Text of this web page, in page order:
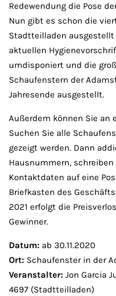
Redewendung die Pose
Nun gibt es schon die
Stadtteilladen
aktuellen
umdisponiert und die
Schaufenstern der
Jahresende ausgestellt.
Außerdem können Sie an
Suchen Sie alle
gezeigt werden. Dann
Hausnummern,
Kontaktdaten auf eine
Briefkasten des
2021 erfolgt die
Gewinner.
Datum: ab 30.11.2020
Ort: Schaufenster in der
Veranstalter: Jon Garcia
4697 (Stadtteilladen)